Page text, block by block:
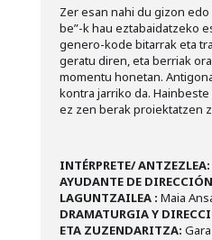
Zer esan nahi du gizon edo
be”-k hau eztabaidatzeko
genero-kode bitarrak eta
geratu diren, eta berriak
momentu honetan.
kontra jarriko da.
ez zen berak proiektatzen
INTÉRPRETE/ ANTZEZLEA:
AYUDANTE DE
LAGUNTZAILEA : Maia
DRAMATURGIA Y
ETA ZUZENDARITZA: